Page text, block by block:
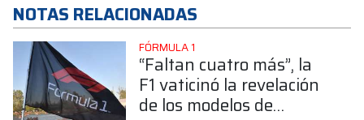
NOTAS RELACIONADAS
FÓRMULA 1
“Faltan cuatro más”, la
F1 vaticinó la revelación
de los modelos de